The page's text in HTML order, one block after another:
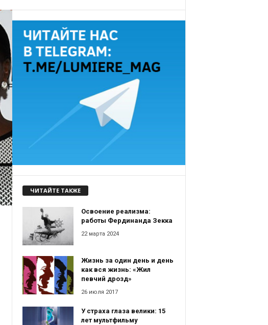
ЧИТАЙТЕ ТАКЖЕ
Освоение реализма:
работы Фердинанда Зекка
22 марта 2024
Жизнь за один день и день
как вся жизнь: «Жил
певчий дрозд»
26 июля 2017
У страха глаза велики: 15
лет мультфильму